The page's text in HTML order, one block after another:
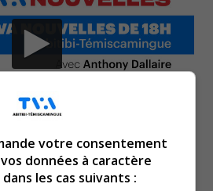
Témiscamingue.
17 h 58 sont des rendez-vous
votre consentement
données à caractère
les cas suivants :